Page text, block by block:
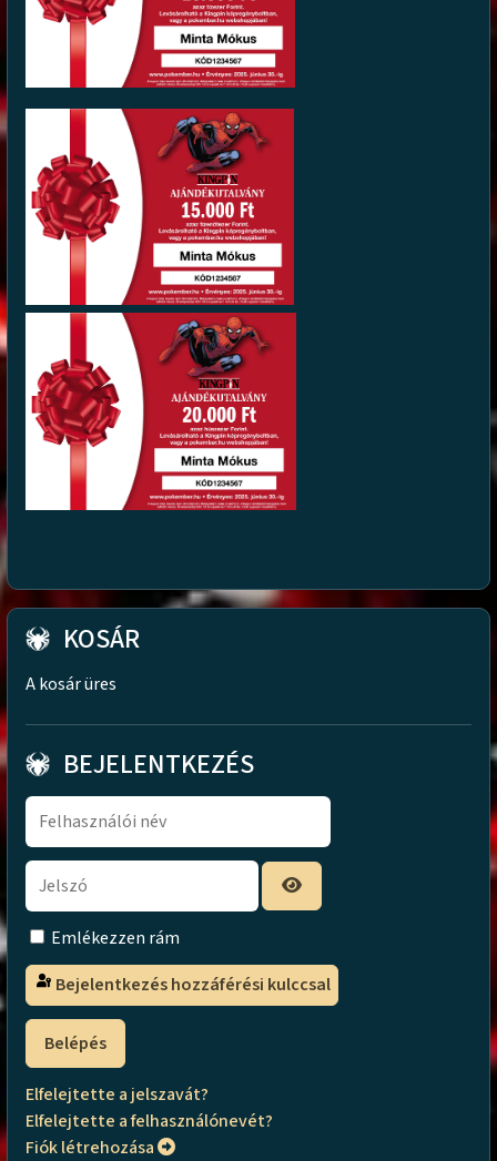
KOSÁR
A kosár üres
BEJELENTKEZÉS
Emlékezzen rám
Bejelentkezés hozzáférési kulccsal
Belépés
Elfelejtette a jelszavát?
Elfelejtette a felhasználónevét?
Fiók létrehozása